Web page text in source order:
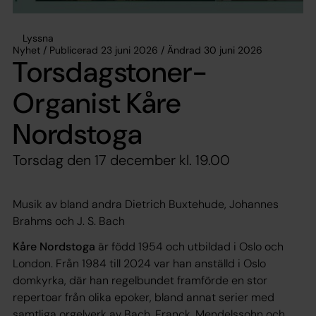
Lyssna
Nyhet / Publicerad 23 juni 2026 / Ändrad 30 juni 2026
Torsdagstoner-
Organist Kåre
Nordstoga
Torsdag den 17 december kl. 19.00
Musik av bland andra Dietrich Buxtehude, Johannes
Brahms och J. S. Bach
Kåre Nordstoga är född 1954 och utbildad i Oslo och
London. Från 1984 till 2024 var han anställd i Oslo
domkyrka, där han regelbundet framförde en stor
repertoar från olika epoker, bland annat serier med